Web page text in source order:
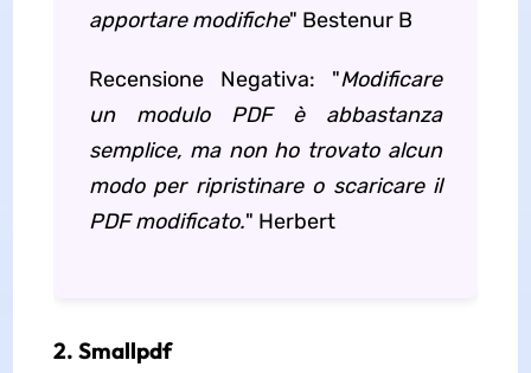
apportare modifiche" Bestenur B
Recensione Negativa: "Modificare
un modulo PDF è abbastanza
semplice, ma non ho trovato alcun
modo per ripristinare o scaricare il
PDF modificato." Herbert
2. Smallpdf